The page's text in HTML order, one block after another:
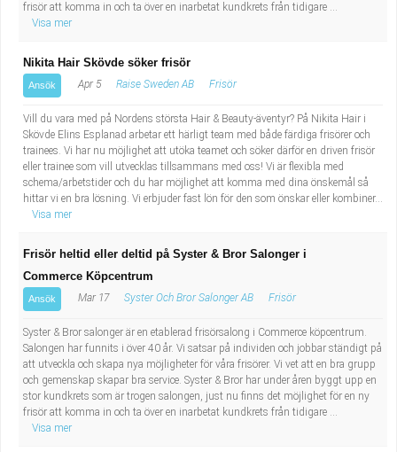
frisör att komma in och ta över en inarbetat kundkrets från tidigare ...
Visa mer
Nikita Hair Skövde söker frisör
Ansök Apr 5 Raise Sweden AB Frisör
Vill du vara med på Nordens största Hair & Beauty-äventyr? På Nikita Hair i
Skövde Elins Esplanad arbetar ett härligt team med både färdiga frisörer och
trainees. Vi har nu möjlighet att utöka teamet och söker därför en driven frisör
eller trainee som vill utvecklas tillsammans med oss! Vi är flexibla med
schema/arbetstider och du har möjlighet att komma med dina önskemål så
hittar vi en bra lösning. Vi erbjuder fast lön för den som önskar eller kombiner...
Visa mer
Frisör heltid eller deltid på Syster & Bror Salonger i
Commerce Köpcentrum
Ansök Mar 17 Syster Och Bror Salonger AB Frisör
Syster & Bror salonger är en etablerad frisörsalong i Commerce köpcentrum.
Salongen har funnits i över 40 år. Vi satsar på individen och jobbar ständigt på
att utveckla och skapa nya möjligheter för våra frisörer. Vi vet att en bra grupp
och gemenskap skapar bra service. Syster & Bror har under åren byggt upp en
stor kundkrets som är trogen salongen, just nu finns det möjlighet för en ny
frisör att komma in och ta över en inarbetat kundkrets från tidigare ...
Visa mer